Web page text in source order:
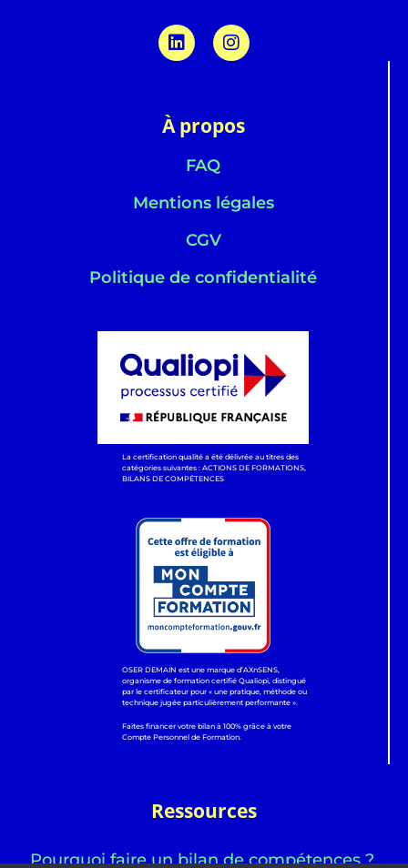
À propos
FAQ
Mentions légales
CGV
Politique de confidentialité
La certification qualité a été délivrée au titres des
catégories suivantes : ACTIONS DE FORMATIONS,
BILANS DE COMPÉTENCES
OSER DEMAIN est une marque d’AXnSENS,
organisme de formation certifié Qualiopi, distingué
par le certificateur pour « une pratique, méthode ou
technique jugée particulièrement performante ».
Faites financer votre bilan à 100% grâce à votre
Compte Personnel de Formation.
Ressources
Pourquoi faire un bilan de compétences ?